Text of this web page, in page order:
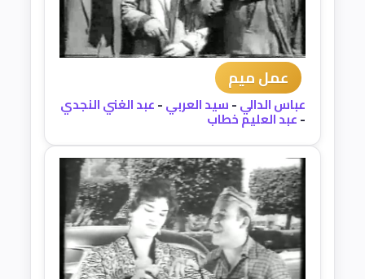
عمل ميم
عباس الدالي-سيد العربي-عبد الغني النجدي
-عبد العليم خطاب